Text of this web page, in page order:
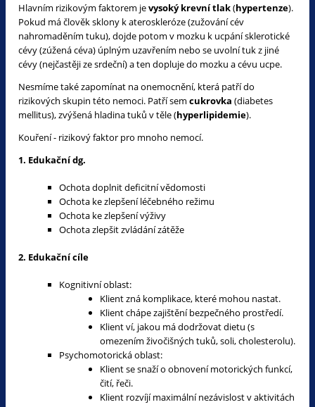
Hlavním rizikovým faktorem jevysoký krevní tlak(hypertenze).
Pokud má člověk sklony k ateroskleróze (zužování cév
nahromaděním tuku), dojde potom v mozku k ucpání sklerotické
cévy (zúžená céva) úplným uzavřením nebo se uvolní tuk z jiné
cévy (nejčastěji ze srdeční) a ten dopluje do mozku a cévu ucpe.
Nesmíme také zapomínat na onemocnění, která patří do
rizikových skupin této nemoci. Patří sem cukrovka (diabetes
mellitus), zvýšená hladina tuků v těle (hyperlipidemie).
Kouření - rizikový faktor pro mnoho nemocí.
1. Edukační dg.
Ochota doplnit deficitní vědomosti
Ochota ke zlepšení léčebného režimu
Ochota ke zlepšení výživy
Ochota zlepšit zvládání zátěže
2. Edukační cíle
Kognitivní oblast:
Klient zná komplikace, které mohou nastat.
Klient chápe zajištění bezpečného prostředí.
Klient ví, jakou má dodržovat dietu (s
omezením živočišných tuků, soli, cholesterolu).
Psychomotorická oblast:
Klient se snaží o obnovení motorických funkcí,
čití, řeči.
Klient rozvíjí maximální nezávislost v aktivitách